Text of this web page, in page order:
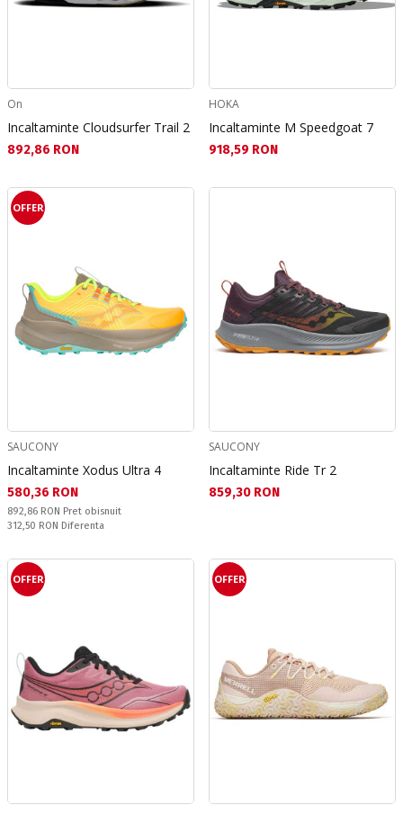
On
Incaltaminte Cloudsurfer Trail 2
Текуща цена:
892,86 RON
HOKA
Incaltaminte M Speedgoat 7
Текуща цена:
918,59 RON
OFFER
SAUCONY
Incaltaminte Xodus Ultra 4
Текуща цена:
580,36 RON
Pret obisnuit:
892,86 RON Pret obisnuit
Спестявате:
312,50 RON Diferenta
SAUCONY
Incaltaminte Ride Tr 2
Текуща цена:
859,30 RON
OFFER OFFER